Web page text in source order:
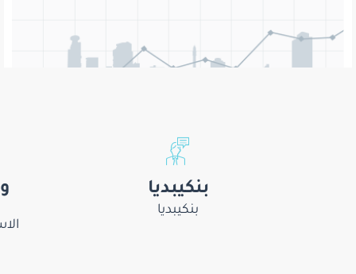
بنكيبديا
بنكيبديا